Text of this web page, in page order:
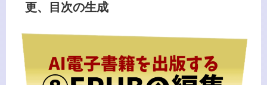
更、目次の生成